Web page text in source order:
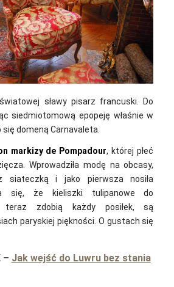
sławy pisarz francuski. Do
siedmiotomową epopeję właśnie w
domeną Carnavaleta.
markizy de Pompadour, której płeć
Wprowadziła modę na obcasy,
siateczką i jako pierwsza nosiła
się, że kieliszki tulipanowe do
teraz zdobią każdy posiłek, są
paryskiej piękności. O gustach się
– Jak wejść do Luwru bez stania